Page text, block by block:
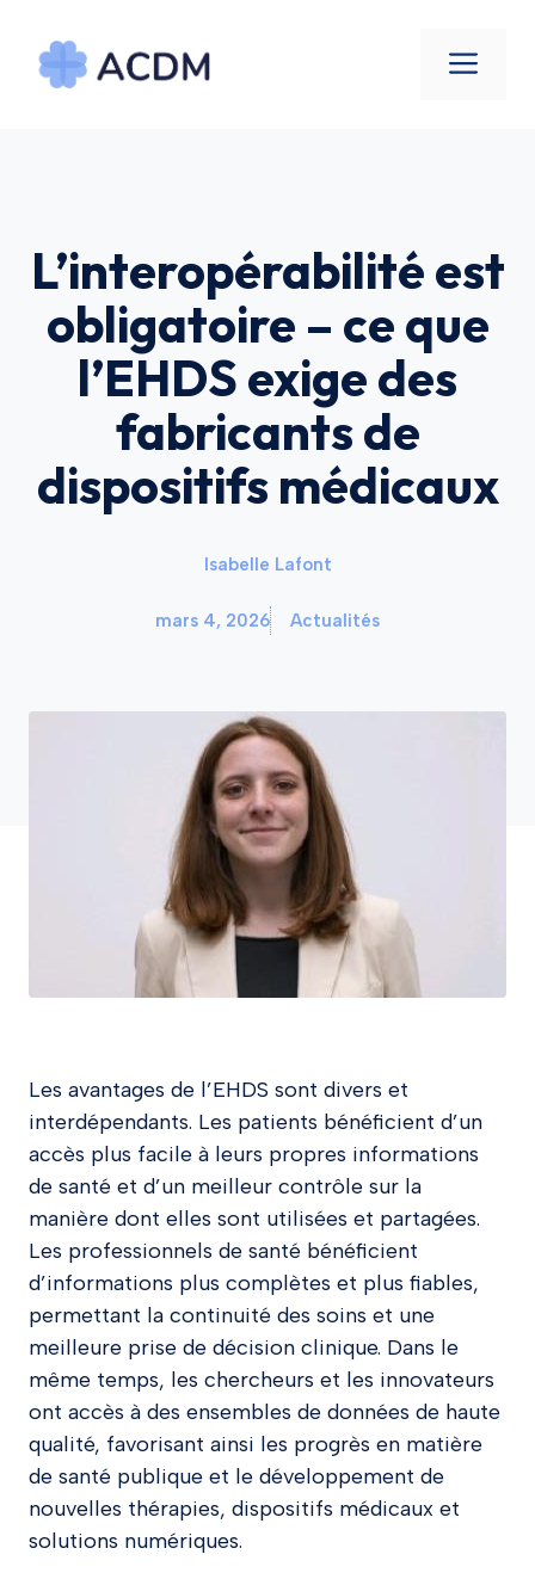
contenu
L’interopérabilité est
obligatoire – ce que
l’EHDS exige des
fabricants de
dispositifs médicaux
Isabelle Lafont
mars 4, 2026 Actualités
Les avantages de l’EHDS sont divers et
interdépendants. Les patients bénéficient d’un
accès plus facile à leurs propres informations
de santé et d’un meilleur contrôle sur la
manière dont elles sont utilisées et partagées.
Les professionnels de santé bénéficient
d’informations plus complètes et plus fiables,
permettant la continuité des soins et une
meilleure prise de décision clinique. Dans le
même temps, les chercheurs et les innovateurs
ont accès à des ensembles de données de haute
qualité, favorisant ainsi les progrès en matière
de santé publique et le développement de
nouvelles thérapies, dispositifs médicaux et
solutions numériques.